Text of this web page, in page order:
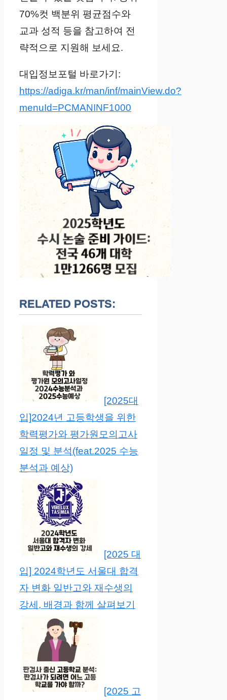
70%컷 백분위 평균점수와
교과 성적 등을 참고하여 전
략적으로 지원해 보세요.
대입정보포털 바로가기:
https://adiga.kr/man/inf/mainView.do?
menuId=PCMANINF1000
RELATED POSTS:
[2025대
입]2024년 고등학생을 위한
학력평가와 평가원모의고사
일정 및 분석(feat.2025 수능
분석과 예상)
[2025 대
입] 2024학년도 서울대 합격
자 변화 일반고와 재수생의
강세, 배경과 함께 살펴보기
[2025 고